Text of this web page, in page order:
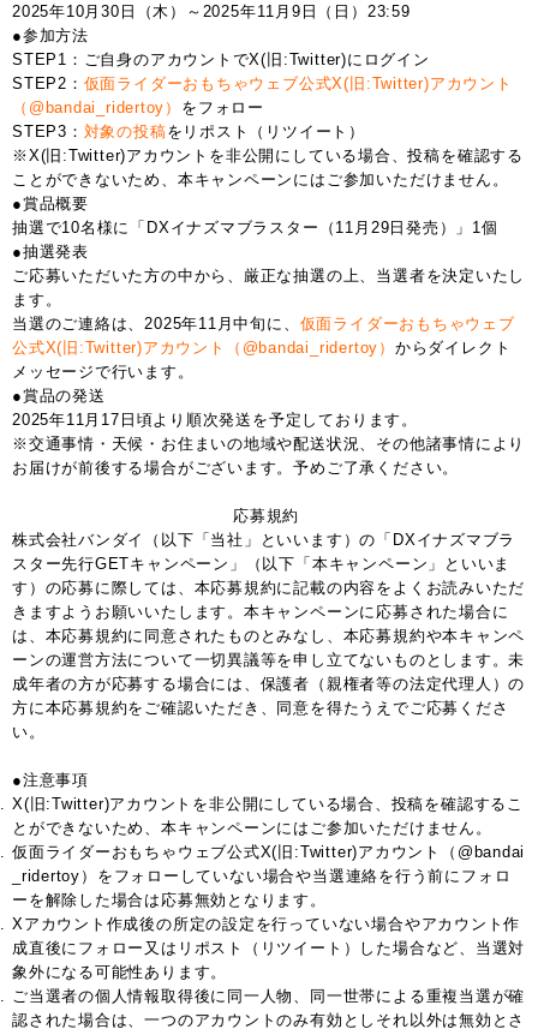
2025年10月30日（木）～2025年11月9日（日）23:59
●参加方法
STEP1：ご自身のアカウントでX(旧:Twitter)にログイン
STEP2： 仮面ライダーおもちゃウェブ公式X(旧:Twitter)アカウント
（@bandai_ridertoy） をフォロー
STEP3： 対象の投稿をリポスト（リツイート）
※X(旧:Twitter)アカウントを非公開にしている場合、投稿を確認する
ことができないため、本キャンペーンにはご参加いただけません。
●賞品概要
抽選で10名様に「DXイナズマブラスター（11月29日発売）」1個
●抽選発表
ご応募いただいた方の中から、厳正な抽選の上、当選者を決定いたし
ます。
当選のご連絡は、2025年11月中旬に、 仮面ライダーおもちゃウェブ
公式X(旧:Twitter)アカウント（@bandai_ridertoy） からダイレクト
メッセージで行います。
●賞品の発送
2025年11月17日頃より順次発送を予定しております。
※交通事情・天候・お住まいの地域や配送状況、その他諸事情により
お届けが前後する場合がございます。予めご了承ください。
応募規約
株式会社バンダイ（以下「当社」といいます）の「DXイナズマブラ
スター先行GETキャンペーン」（以下「本キャンペーン」といいま
す）の応募に際しては、本応募規約に記載の内容をよくお読みいただ
きますようお願いいたします。本キャンペーンに応募された場合に
は、本応募規約に同意されたものとみなし、本応募規約や本キャンペ
ーンの運営方法について一切異議等を申し立てないものとします。未
成年者の方が応募する場合には、保護者（親権者等の法定代理人）の
方に本応募規約をご確認いただき、同意を得たうえでご応募くださ
い。
●注意事項
X(旧:Twitter)アカウントを非公開にしている場合、投稿を確認するこ
とができないため、本キャンペーンにはご参加いただけません。
仮面ライダーおもちゃウェブ公式X(旧:Twitter)アカウント（@bandai
_ridertoy）をフォローしていない場合や当選連絡を行う前にフォロ
ーを解除した場合は応募無効となります。
Xアカウント作成後の所定の設定を行っていない場合やアカウント作
成直後にフォロー又はリポスト（リツイート）した場合など、当選対
象外になる可能性あります。
ご当選者の個人情報取得後に同一人物、同一世帯による重複当選が確
認された場合は、一つのアカウントのみ有効としそれ以外は無効とさ